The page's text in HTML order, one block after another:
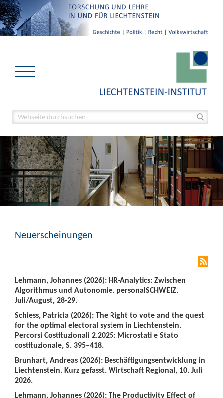
Neuerscheinungen
Lehmann, Johannes (2026): HR-Analytics: Zwischen
Algorithmus und Autonomie. personalSCHWEIZ.
Juli/August, 28-29.
Schiess, Patricia (2026): The Right to vote and the quest
for the optimal electoral system in Liechtenstein.
Percorsi Costituzionali 2.2025: Microstati e Stato
costituzionale, S. 395–418.
Brunhart, Andreas (2026): Beschäftigungsentwicklung in
Liechtenstein. Kurz gefasst. Wirtschaft Regional, 10. Juli
2026.
Lehmann, Johannes (2026): The Productivity Effect of